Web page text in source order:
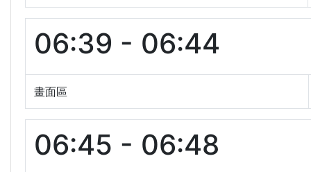
06:39 - 06:44
畫面區
06:45 - 06:48